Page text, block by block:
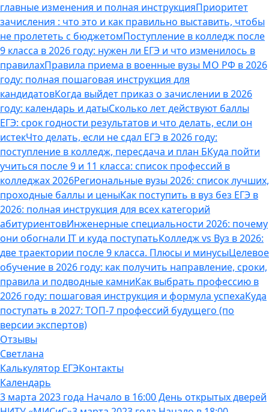
главные изменения и полная инструкцияПриоритет
зачисления : что это и как правильно выставить, чтобы
не пролететь с бюджетомПоступление в колледж после
9 класса в 2026 году: нужен ли ЕГЭ и что изменилось в
правилахПравила приема в военные вузы МО РФ в 2026
году: полная пошаговая инструкция для
кандидатовКогда выйдет приказ о зачислении в 2026
году: календарь и датыСколько лет действуют баллы
ЕГЭ: срок годности результатов и что делать, если он
истекЧто делать, если не сдал ЕГЭ в 2026 году:
поступление в колледж, пересдача и план БКуда пойти
учиться после 9 и 11 класса: список профессий в
колледжах 2026Региональные вузы 2026: список лучших,
проходные баллы и ценыКак поступить в вуз без ЕГЭ в
2026: полная инструкция для всех категорий
абитуриентовИнженерные специальности 2026: почему
они обогнали IT и куда поступатьКолледж vs Вуз в 2026:
две траектории после 9 класса. Плюсы и минусыЦелевое
обучение в 2026 году: как получить направление, сроки,
правила и подводные камниКак выбрать профессию в
2026 году: пошаговая инструкция и формула успехаКуда
поступать в 2027: ТОП-7 профессий будущего (по
версии экспертов)
Отзывы
Светлана
Калькулятор ЕГЭКонтакты
Календарь
3 марта 2023 года Начало в 16:00 День открытых дверей